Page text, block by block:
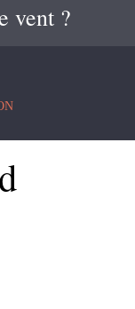
vent ?